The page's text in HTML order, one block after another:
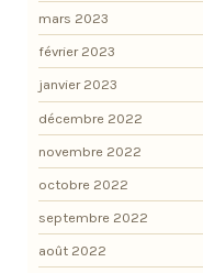
mars 2023
février 2023
janvier 2023
décembre 2022
novembre 2022
octobre 2022
septembre 2022
août 2022